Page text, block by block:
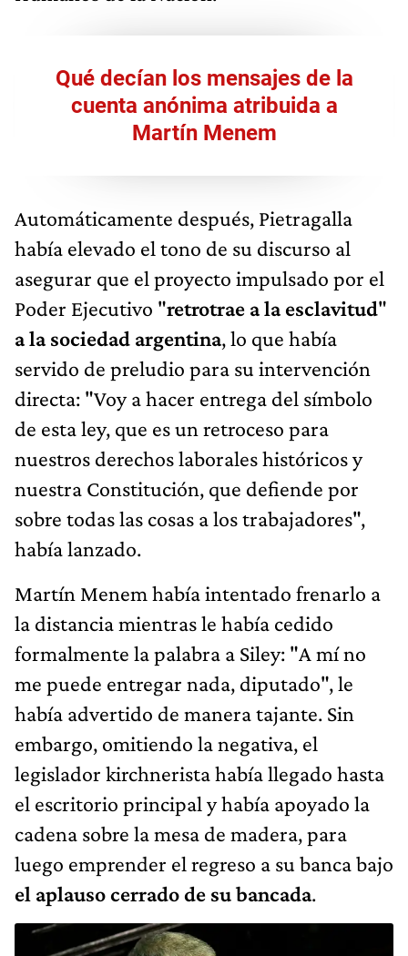
Qué decían los mensajes de la
cuenta anónima atribuida a
Martín Menem
Automáticamente después, Pietragalla
había elevado el tono de su discurso al
asegurar que el proyecto impulsado por el
Poder Ejecutivo "retrotrae a la esclavitud"
a la sociedad argentina, lo que había
servido de preludio para su intervención
directa: "Voy a hacer entrega del símbolo
de esta ley, que es un retroceso para
nuestros derechos laborales históricos y
nuestra Constitución, que defiende por
sobre todas las cosas a los trabajadores",
había lanzado.
Martín Menem había intentado frenarlo a
la distancia mientras le había cedido
formalmente la palabra a Siley: "A mí no
me puede entregar nada, diputado", le
había advertido de manera tajante. Sin
embargo, omitiendo la negativa, el
legislador kirchnerista había llegado hasta
el escritorio principal y había apoyado la
cadena sobre la mesa de madera, para
luego emprender el regreso a su banca bajo
el aplauso cerrado de su bancada.